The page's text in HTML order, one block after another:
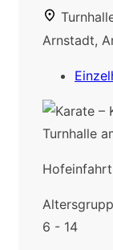
Arnstadt,
Turnhalle
6 - 14